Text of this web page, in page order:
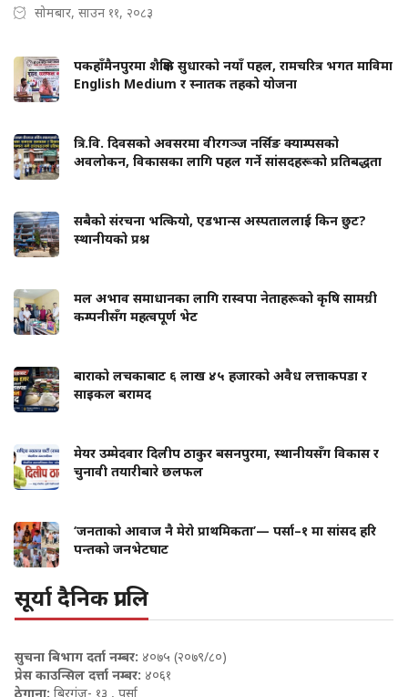
सोमबार, साउन ११, २०८३
पकहाँमैनपुरमा शैक्षिक सुधारको नयाँ पहल, रामचरित्र भगत माविमा
English Medium र स्नातक तहको योजना
त्रि.वि. दिवसको अवसरमा वीरगञ्ज नर्सिङ क्याम्पसको
अवलोकन, विकासका लागि पहल गर्ने सांसदहरूको प्रतिबद्धता
सबैको संरचना भत्कियो, एडभान्स अस्पताललाई किन छुट?
स्थानीयको प्रश्न
मल अभाव समाधानका लागि रास्वपा नेताहरूको कृषि सामग्री
कम्पनीसँग महत्वपूर्ण भेट
बाराको लचकाबाट ६ लाख ४५ हजारको अवैध लत्ताकपडा र
साइकल बरामद
मेयर उम्मेदवार दिलीप ठाकुर बसनपुरमा, स्थानीयसँग विकास र
चुनावी तयारीबारे छलफल
‘जनताको आवाज नै मेरो प्राथमिकता’— पर्सा–१ मा सांसद हरि
पन्तको जनभेटघाट
सूर्या दैनिक प्रा लि
सुचना बिभाग दर्ता नम्बर: ४०७५ (२०७९/८०)
प्रेस काउन्सिल दर्त्ता नम्बर: ४०६१
ठेगाना: बिरगंज- १३ , पर्सा